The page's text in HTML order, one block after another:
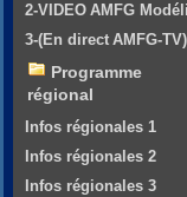
2-VIDEO AMFG
3-(En direct AMFG-TV)
Programme
régional
Infos régionales 1
Infos régionales 2
Infos régionales 3